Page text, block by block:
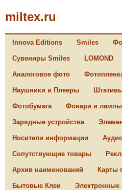
miltex.ru
Innova Editions Smiles
Сувениры Smiles LOMOND
Аналоговое фото
Наушники и Плееры
Фотобумага Фонари и лампы
Зарядные устройства
Носители информации
Сопутствующие товары
Архив наименований Карты
Бытовые Клеи Электронные